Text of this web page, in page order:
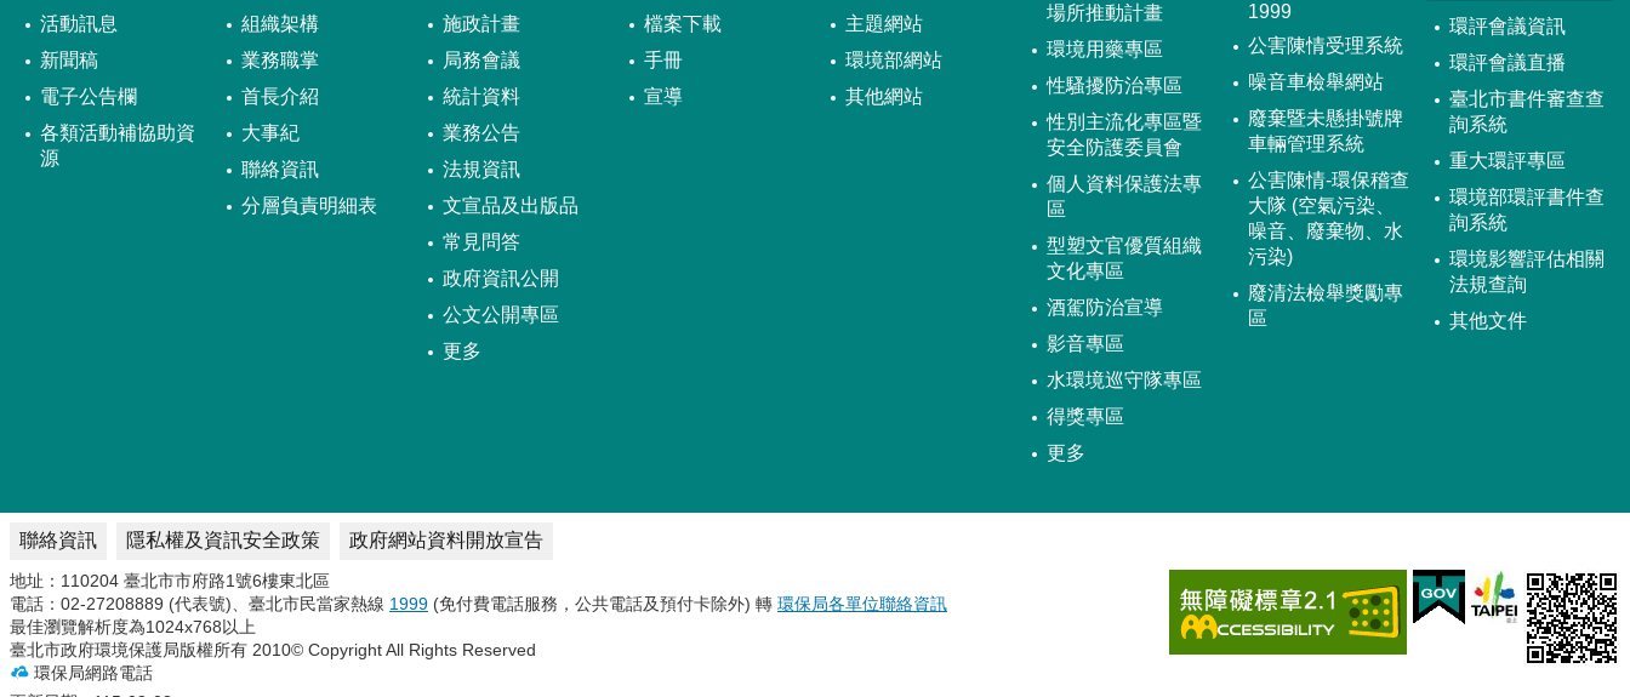
活動訊息
新聞稿
電子公告欄
各類活動補協助資
源
組織架構
業務職掌
首長介紹
大事紀
聯絡資訊
分層負責明細表
施政計畫
局務會議
統計資料
業務公告
法規資訊
文宣品及出版品
常見問答
政府資訊公開
公文公開專區
更多
檔案下載
手冊
宣導
主題網站
環境部網站
其他網站
場所推動計畫
環境用藥專區
性騷擾防治專區
性別主流化專區暨
安全防護委員會
個人資料保護法專
區
型塑文官優質組織
文化專區
酒駕防治宣導
影音專區
水環境巡守隊專區
得獎專區
更多
1999
公害陳情受理系統
噪音車檢舉網站
廢棄暨未懸掛號牌
車輛管理系統
公害陳情-環保稽查
大隊 (空氣污染、
噪音、廢棄物、水
污染)
廢清法檢舉獎勵專
區
環評會議資訊
環評會議直播
臺北市書件審查查
詢系統
重大環評專區
環境部環評書件查
詢系統
環境影響評估相關
法規查詢
其他文件
聯絡資訊 隱私權及資訊安全政策 政府網站資料開放宣告
地址：110204 臺北市市府路1號6樓東北區
電話：02-27208889 (代表號)、臺北市民當家熱線 1999 (免付費電話服務，公共電話及預付卡除外) 轉 環保局各單位聯絡資訊
最佳瀏覽解析度為1024x768以上
臺北市政府環境保護局版權所有 2010© Copyright All Rights Reserved
環保局網路電話